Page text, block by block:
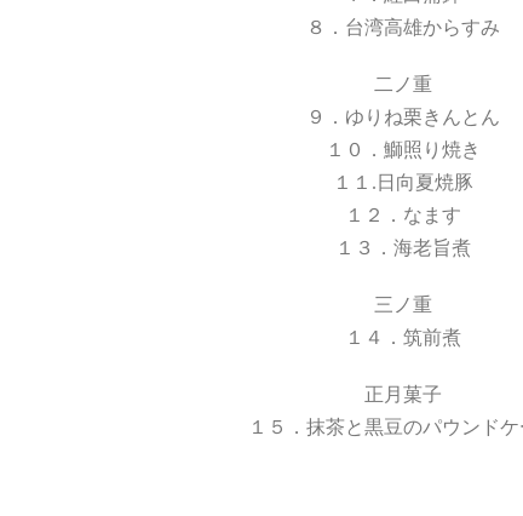
８．台湾高雄からすみ
二ノ重
９．ゆりね栗きんとん
１０．鰤照り焼き
１１.日向夏焼豚
１２．なます
１３．海老旨煮
三ノ重
１４．筑前煮
正月菓子
１５．抹茶と黒豆のパウンド